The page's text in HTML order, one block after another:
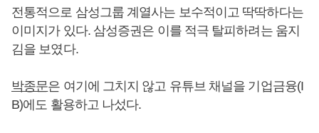
전통적으로 삼성그룹 계열사는 보수적이고 딱딱하다는
이미지가 있다. 삼성증권은 이를 적극 탈피하려는 움지
김을 보였다.
박종문은 여기에 그치지 않고 유튜브 채널을 기업금융(I
B)에도 활용하고 나섰다.